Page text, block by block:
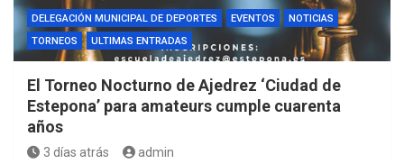
DELEGACIÓN MUNICIPAL DE DEPORTES EVENTOS
NOTICIAS
TORNEOS
ULTIMAS ENTRADAS
El Torneo Nocturno de Ajedrez ‘Ciudad de
Estepona’ para amateurs cumple cuarenta
años
3 días atrás admin